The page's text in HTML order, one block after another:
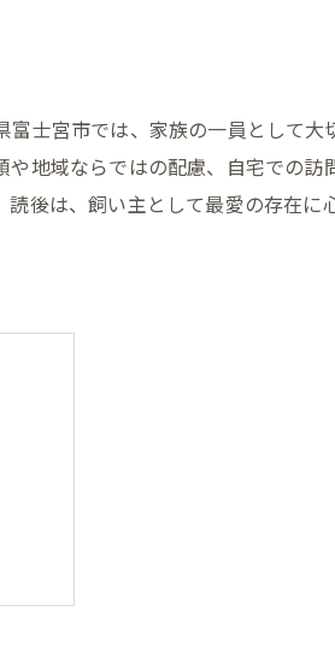
士宮市では、家族の一員として大
地域ならではの配慮、自宅での訪
後は、飼い主として最愛の存在に